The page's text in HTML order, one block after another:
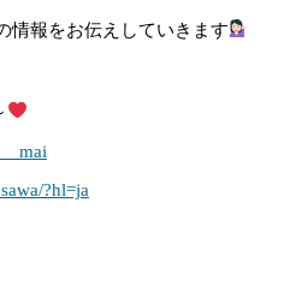
情報をお伝えしていきます
?hl=ja